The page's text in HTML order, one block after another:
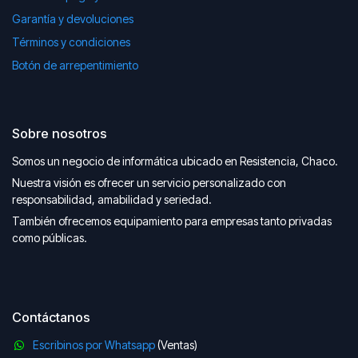
Garantía y devoluciones
Términos y condiciones
Botón de arrepentimiento
Sobre nosotros
Somos un negocio de informática ubicado en Resistencia, Chaco.
Nuestra visión es ofrecer un servicio personalizado con
responsabilidad, amabilidad y seriedad.
También ofrecemos equipamiento para empresas tanto privadas
como públicas.
Contáctanos
Escribinos por Whatsapp(Ventas)